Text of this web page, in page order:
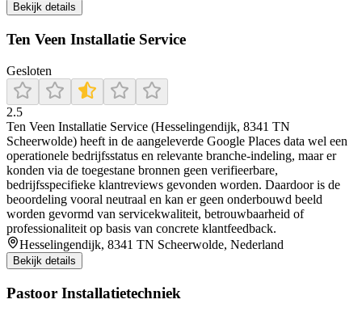
Bekijk details
Ten Veen Installatie Service
Gesloten
2.5
Ten Veen Installatie Service (Hesselingendijk, 8341 TN
Scheerwolde) heeft in de aangeleverde Google Places data wel een
operationele bedrijfsstatus en relevante branche-indeling, maar er
konden via de toegestane bronnen geen verifieerbare,
bedrijfsspecifieke klantreviews gevonden worden. Daardoor is de
beoordeling vooral neutraal en kan er geen onderbouwd beeld
worden gevormd van servicekwaliteit, betrouwbaarheid of
professionaliteit op basis van concrete klantfeedback.
Hesselingendijk, 8341 TN Scheerwolde, Nederland
Bekijk details
Pastoor Installatietechniek